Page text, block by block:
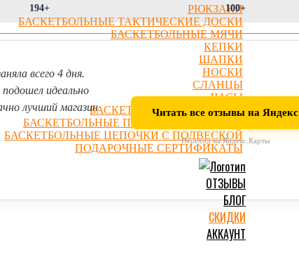
РЮКЗАКИ
БАСКЕТБОЛЬНЫЕ ТАКТИЧЕСКИЕ ДОСКИ
БАСКЕТБОЛЬНЫЕ МЯЧИ
КЕПКИ
ШАПКИ
НОСКИ
СЛАНЦЫ
ЧАСЫ
БАСКЕТБОЛЬНЫЕ ФИГУРКИ
БАСКЕТБОЛЬНЫЕ ПОВЯЗКИ НА ГОЛОВУ
БАСКЕТБОЛЬНЫЕ ЦЕПОЧКИ С ПОДВЕСКОЙ
ПОДАРОЧНЫЕ СЕРТИФИКАТЫ
ОТЗЫВЫ
БЛОГ
СКИДКИ
АККАУНТ
194+ 100+
всего 4 дня.
подошел идеально
лучший магазин
Читать все отзывы на Яндекс
Переход на Яндекс.Карты